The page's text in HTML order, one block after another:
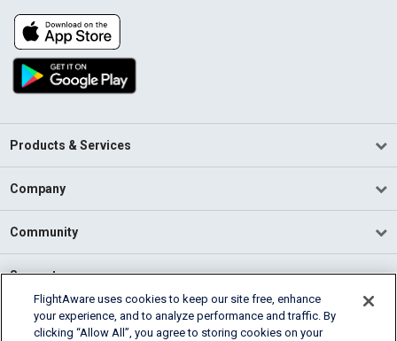
Products & Services
Company
Community
Support
English (USA)
2026 FlightAware
FlightAware uses cookies to keep our site free, enhance
your experience, and to analyze performance and traffic. By
clicking “Allow All”, you agree to storing cookies on your